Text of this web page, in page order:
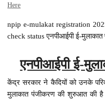
Here
npip e-mulakat registration
check status एनपीआईपी ई-
एनपीआईपी ई-
केंद्र सरकार ने कैदियों को उनके
मुलाकात पंजीकरण की शुरुआत की